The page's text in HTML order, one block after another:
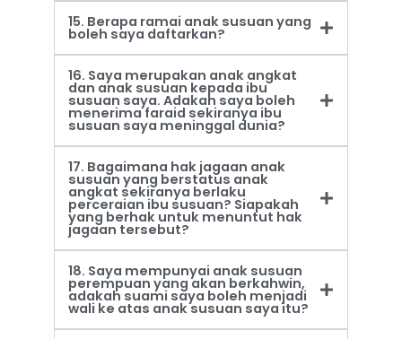
15. Berapa ramai anak susuan yang
boleh saya daftarkan?
16. Saya merupakan anak angkat
dan anak susuan kepada ibu
susuan saya. Adakah saya boleh
menerima faraid sekiranya ibu
susuan saya meninggal dunia?
17. Bagaimana hak jagaan anak
susuan yang berstatus anak
angkat sekiranya berlaku
perceraian ibu susuan? Siapakah
yang berhak untuk menuntut hak
jagaan tersebut?
18. Saya mempunyai anak susuan
perempuan yang akan berkahwin,
adakah suami saya boleh menjadi
wali ke atas anak susuan saya itu?